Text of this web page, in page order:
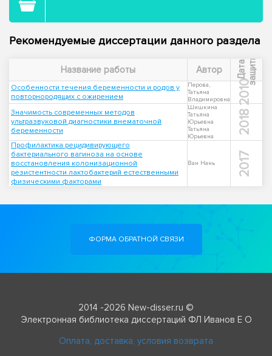
Рекомендуемые диссертации данного раздела
Название работы Автор Д
а
т
а
з
а
щ
и
ты
Особенности течения беременности и родов у
повторнородящих с ожирением
Перова,
Татьяна
Владимировна
2010
Значимость современных методов
ультразвуковой диагностики внематочной
беременности
Шишкина
Татьяна
Юрьевна
Татьяна
Юрьевна
2018
Профилактика рецидивирующего
бактериального вагиноза на основе
восстановления колонизационной
резистентности лактобактерий естественными
физическими факторами
Ван Нань 2017
ФОРМА ОБРАТНОЙ СВЯЗИ
2014 -2026 New-disser.ru ©
Электронная библиотека диссертаций ФЛ Иванов Е О
Оплата, доставка, условия возврата